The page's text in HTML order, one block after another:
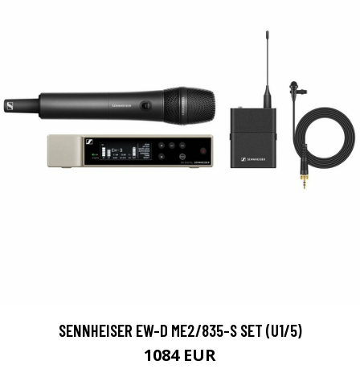
SENNHEISER EW-D ME2/835-S SET (U1/5)
1084 EUR